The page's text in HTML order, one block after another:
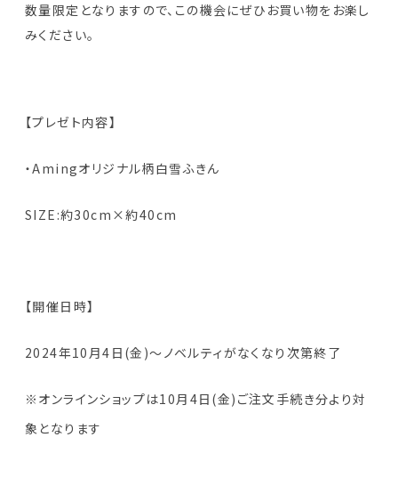
数量限定となりますので、この機会にぜひお買い物をお楽し
みください。
【プレゼト内容】
・Amingオリジナル柄白雪ふきん
SIZE:約30cm×約40cm
【開催日時】
2024年10月4日(金)～ノベルティがなくなり次第終了
※オンラインショップは10月4日(金)ご注文手続き分より対
象となります